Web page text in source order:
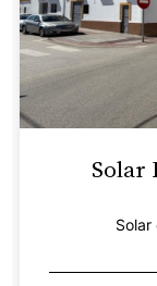
Solar
Solar